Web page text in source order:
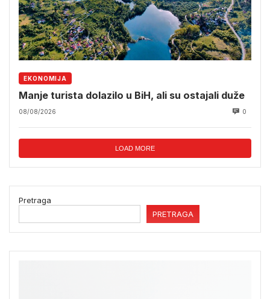
EKONOMIJA
Manje turista dolazilo u BiH, ali su ostajali duže
08/08/2026 0
LOAD MORE
Pretraga
PRETRAGA